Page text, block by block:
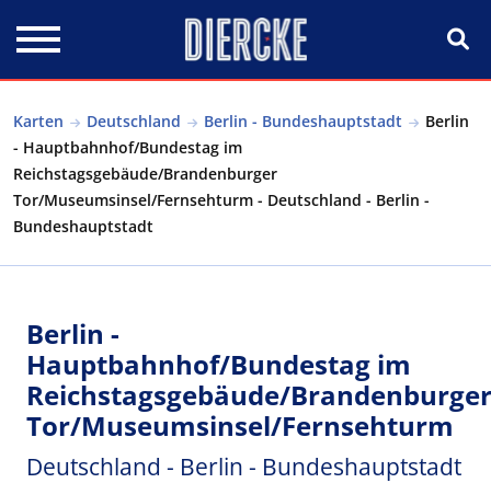
Karten Deutschland Berlin - Bundeshauptstadt
Berlin
- Hauptbahnhof/Bundestag im
Reichstagsgebäude/Brandenburger
Tor/Museumsinsel/Fernsehturm - Deutschland - Berlin -
Bundeshauptstadt
Berlin -
Hauptbahnhof/Bundestag im
Reichstagsgebäude/Brandenburger
Tor/Museumsinsel/Fernsehturm
Deutschland - Berlin - Bundeshauptstadt